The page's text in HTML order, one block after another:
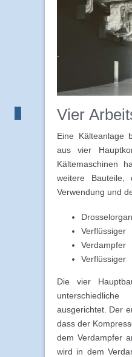
Vier
Eine Kälteanlage
aus vier
Kältemaschinen
weitere
Verwendung und
Drosselorgan
Verflüssiger
Verdampfer
Verflüssiger
Die vier
ausgerichtet. Der
dass der
dem Verdampfer
wird in dem